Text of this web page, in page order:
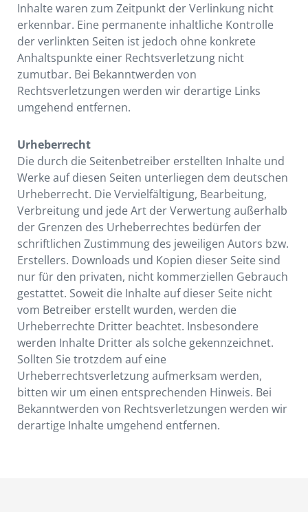
Inhalte waren zum Zeitpunkt der Verlinkung nicht
erkennbar. Eine permanente inhaltliche Kontrolle
der verlinkten Seiten ist jedoch ohne konkrete
Anhaltspunkte einer Rechtsverletzung nicht
zumutbar. Bei Bekanntwerden von
Rechtsverletzungen werden wir derartige Links
umgehend entfernen.
Urheberrecht
Die durch die Seitenbetreiber erstellten Inhalte und
Werke auf diesen Seiten unterliegen dem deutschen
Urheberrecht. Die Vervielfältigung, Bearbeitung,
Verbreitung und jede Art der Verwertung außerhalb
der Grenzen des Urheberrechtes bedürfen der
schriftlichen Zustimmung des jeweiligen Autors bzw.
Erstellers. Downloads und Kopien dieser Seite sind
nur für den privaten, nicht kommerziellen Gebrauch
gestattet. Soweit die Inhalte auf dieser Seite nicht
vom Betreiber erstellt wurden, werden die
Urheberrechte Dritter beachtet. Insbesondere
werden Inhalte Dritter als solche gekennzeichnet.
Sollten Sie trotzdem auf eine
Urheberrechtsverletzung aufmerksam werden,
bitten wir um einen entsprechenden Hinweis. Bei
Bekanntwerden von Rechtsverletzungen werden wir
derartige Inhalte umgehend entfernen.